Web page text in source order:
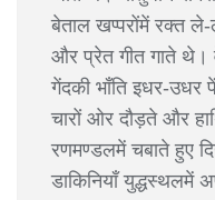
बेताल खप्परोंमें रक्त
और प्रेत गीत गाते थे।
गेंदकी भाँति इधर-
चारों ओर दौड़ते और
रणमण्डलमें चबाते हुए
डाकिनियाँ युद्धस्थलमें